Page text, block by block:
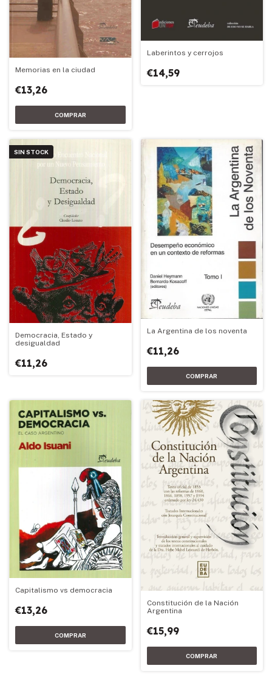
Memorias en la ciudad
€13,26
Laberintos y cerrojos
€14,59
SIN STOCK
Democracia, Estado y
desigualdad
€11,26
La Argentina de los noventa
€11,26
Capitalismo vs democracia
€13,26
Constitución de la Nación
Argentina
€15,99